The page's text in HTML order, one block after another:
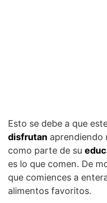
Esto se debe a que
disfrutan aprendiendo
como parte de su
es lo que comen. De
que comiences a
alimentos favoritos.